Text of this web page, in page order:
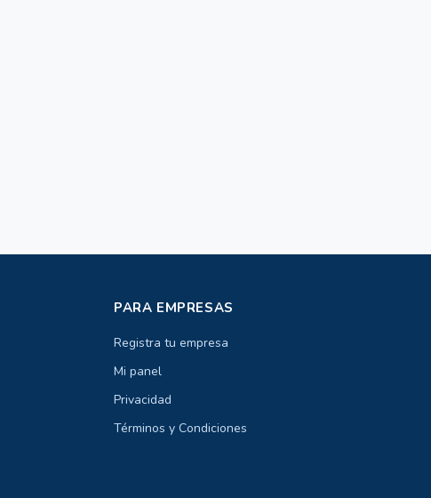
PARA EMPRESAS
Registra tu empresa
Mi panel
Privacidad
Términos y Condiciones